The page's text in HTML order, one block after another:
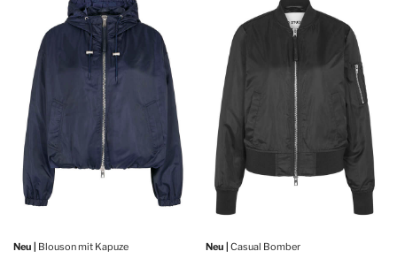
Neu | Blouson mit Kapuze Neu | Casual Bomber